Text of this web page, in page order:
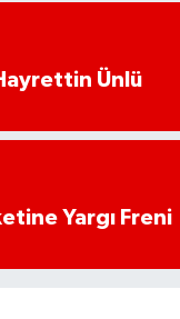
Ünlü
Yargı Freni